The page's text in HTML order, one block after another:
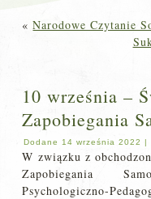
«Narodowe Czytanie
10 września –
Zapobiegania
Dodane 14 września 2022 |
W związku z
Zapobiegania
Psychologiczno-